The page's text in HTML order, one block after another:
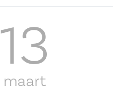
13
maart